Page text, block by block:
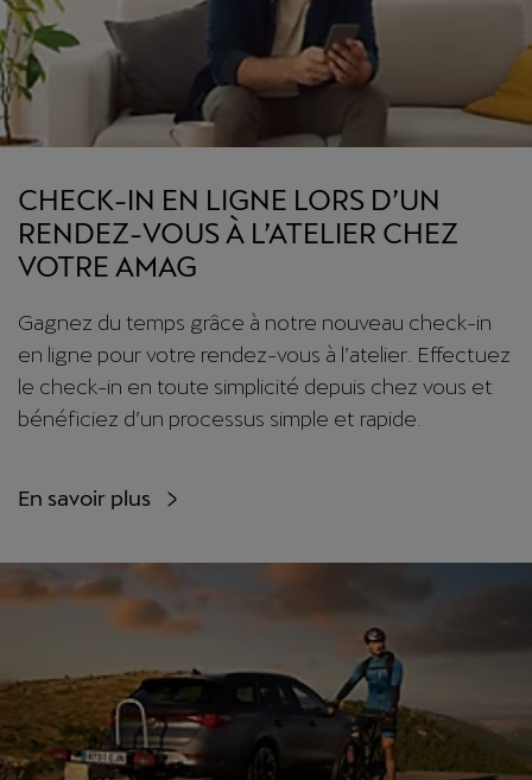
CHECK-IN EN LIGNE LORS D’UN
RENDEZ-VOUS À L’ATELIER CHEZ
VOTRE AMAG
Gagnez du temps grâce à notre nouveau check-in
en ligne pour votre rendez-vous à l’atelier. Effectuez
le check-in en toute simplicité depuis chez vous et
bénéficiez d’un processus simple et rapide.
En savoir plus